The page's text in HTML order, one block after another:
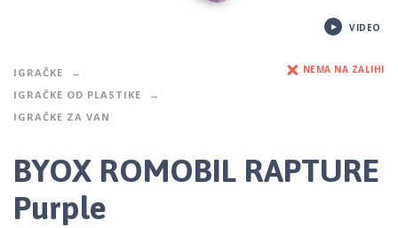
VIDEO
IGRAČKE
IGRAČKE OD PLASTIKE
IGRAČKE ZA VAN
NEMA NA ZALIHI
BYOX ROMOBIL RAPTURE
Purple